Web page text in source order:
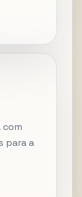
com
para a